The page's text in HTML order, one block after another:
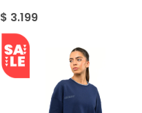
$ 3.199